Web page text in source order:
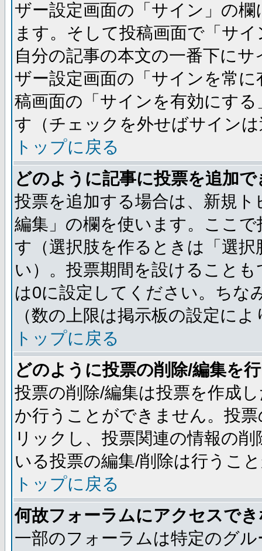
ザー設定画面の「サイン」の
ます。そして投稿画面で「サ
自分の記事の本文の一番下に
ザー設定画面の「サインを常
稿画面の「サインを有効にす
す（チェックを外せばサイン
トップに戻る
どのように記事に投票を追加
投票を追加する場合は、新規
編集」の欄を使います。ここ
す（選択肢を作るときは「選
い）。投票期間を設けること
は0に設定してください。ちな
（数の上限は掲示板の設定に
トップに戻る
どのように投票の削除/編集を
投票の削除/編集は投票を作成
か行うことができません。投
リックし、投票関連の情報の
いる投票の編集/削除は行うこ
トップに戻る
何故フォーラムにアクセスで
一部のフォーラムは特定のグ